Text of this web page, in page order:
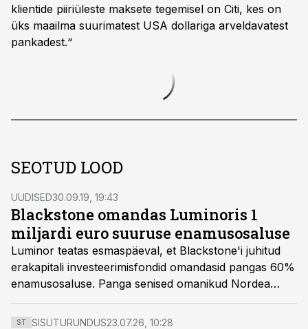
klientide piiriüleste maksete tegemisel on Citi, kes on
üks maailma suurimatest USA dollariga arveldavatest
pankadest.“
SEOTUD LOOD
UUDISED30.09.19, 19:43
Blackstone omandas Luminoris 1
miljardi euro suuruse enamusosaluse
Luminor teatas esmaspäeval, et Blackstone'i juhitud
erakapitali investeerimisfondid omandasid pangas 60%
enamusosaluse. Panga senised omanikud Nordea
Bank Abp (Nordea) ja DNB BANK ASA (DNB)
säilitavad kumbki 20% osaluse.
ST SISUTURUNDUS23.07.26, 10:28